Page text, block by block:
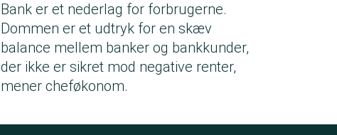
Bank er et nederlag for forbrugerne.
Dommen er et udtryk for en skæv
balance mellem banker og bankkunder,
der ikke er sikret mod negative renter,
mener cheføkonom.